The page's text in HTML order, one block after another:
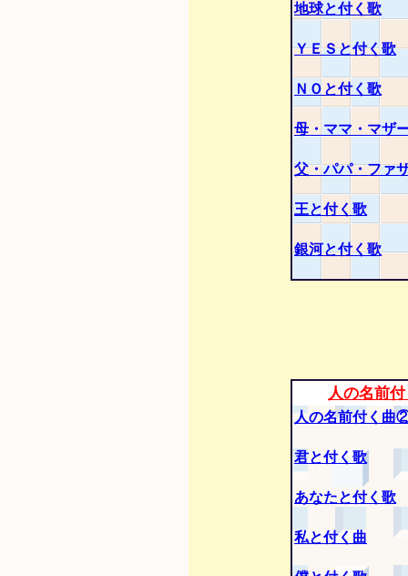
地球と付く歌
ＹＥＳと付く歌
ＮＯと付く歌
母・ママ・マザ
父・パパ・ファ
王と付く歌
銀河と付く歌
人の名前
人の名前付く曲
君と付く歌
あなたと付く歌
私と付く曲